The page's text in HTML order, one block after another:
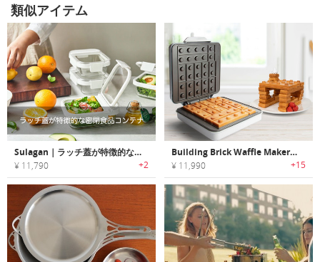
類似アイテム
Sulagan｜ラッチ蓋が特徴的な密閉食品コンテナ「スーラガン」
¥ 11,790 +2
Building Brick Waffle Maker｜ブロックトイ型のワッフルが焼けるワッフルメーカー
¥ 11,990 +15